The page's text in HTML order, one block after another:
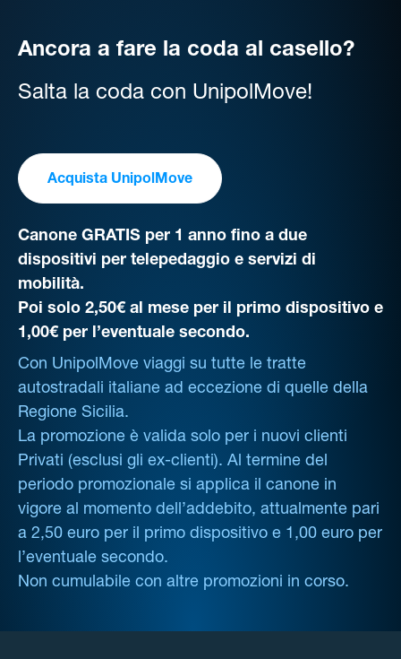
Ancora a fare la coda al casello?
Salta la coda con UnipolMove!
Acquista UnipolMove
Canone GRATIS per 1 anno fino a due
dispositivi per telepedaggio e servizi di
mobilità.
Poi solo 2,50€ al mese per il primo dispositivo e
1,00€ per l’eventuale secondo.
Con UnipolMove viaggi su tutte le tratte
autostradali italiane ad eccezione di quelle della
Regione Sicilia.
La promozione è valida solo per i nuovi clienti
Privati (esclusi gli ex-clienti). Al termine del
periodo promozionale si applica il canone in
vigore al momento dell’addebito, attualmente pari
a 2,50 euro per il primo dispositivo e 1,00 euro per
l’eventuale secondo.
Non cumulabile con altre promozioni in corso.